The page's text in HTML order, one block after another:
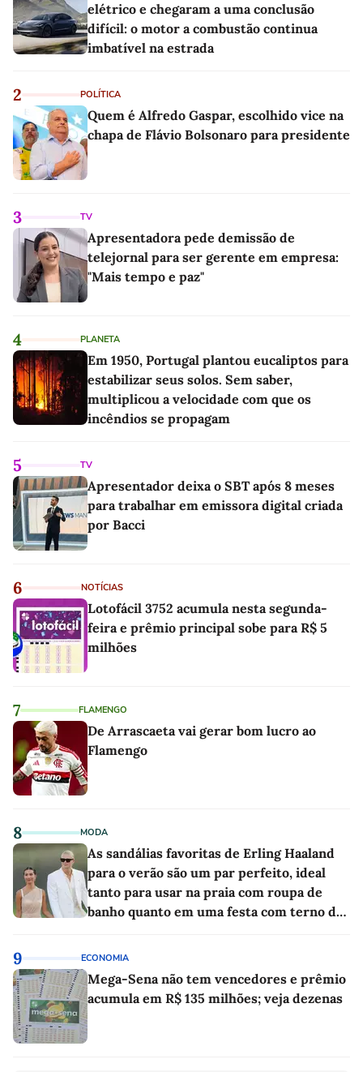
elétrico e chegaram a uma conclusão
difícil: o motor a combustão continua
imbatível na estrada
2 POLÍTICA
Quem é Alfredo Gaspar, escolhido vice na
chapa de Flávio Bolsonaro para presidente
3 TV
Apresentadora pede demissão de
telejornal para ser gerente em empresa:
"Mais tempo e paz"
4 PLANETA
Em 1950, Portugal plantou eucaliptos para
estabilizar seus solos. Sem saber,
multiplicou a velocidade com que os
incêndios se propagam
5 TV
Apresentador deixa o SBT após 8 meses
para trabalhar em emissora digital criada
por Bacci
6 NOTÍCIAS
Lotofácil 3752 acumula nesta segunda-
feira e prêmio principal sobe para R$ 5
milhões
7 FLAMENGO
De Arrascaeta vai gerar bom lucro ao
Flamengo
8 MODA
As sandálias favoritas de Erling Haaland
para o verão são um par perfeito, ideal
tanto para usar na praia com roupa de
banho quanto em uma festa com terno de
9 ECONOMIA
Mega-Sena não tem vencedores e prêmio
acumula em R$ 135 milhões; veja dezenas